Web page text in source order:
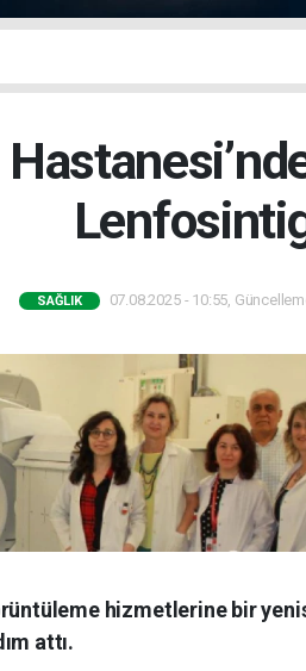
SAĞLIK 07.08.2025 - 10:55,
hizmetlerine bir
attı.